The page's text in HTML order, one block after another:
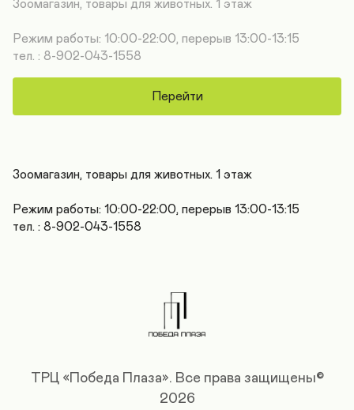
Зоомагазин, товары для животных. 1 этаж
Режим работы: 10:00-22:00, перерыв 13:00-13:15
тел. : 8-902-043-1558
Перейти
Зоомагазин, товары для животных. 1 этаж
Режим работы: 10:00-22:00, перерыв 13:00-13:15
тел. : 8-902-043-1558
ТРЦ «Победа Плаза». Все права защищены©
2026